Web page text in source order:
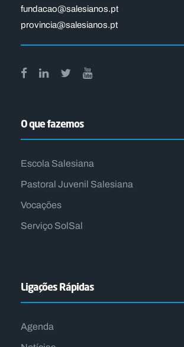
fundacao@salesianos.pt
provincia@salesianos.pt
O que fazemos
Escola Salesiana
Pastoral Juvenil Salesiana
Vocações
Serviço SolSal
Ligações Rápidas
Agenda